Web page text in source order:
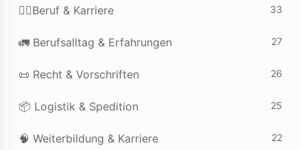
👷‍♂️Beruf & Karriere 33
🚛 Berufsalltag & Erfahrungen 27
📜 Recht & Vorschriften 26
📦 Logistik & Spedition 25
🧠 Weiterbildung & Karriere 22